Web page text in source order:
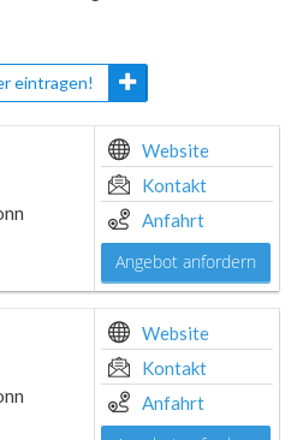
eintragen!
Website
Kontakt
Anfahrt
Angebot anfordern
Website
Kontakt
Anfahrt